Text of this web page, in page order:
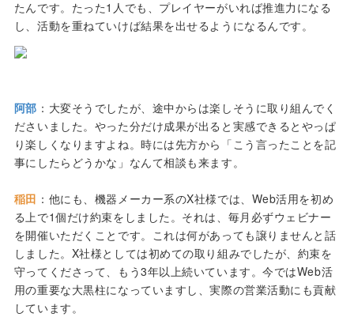
たんです。たった1人でも、プレイヤーがいれば推進力になる
し、活動を重ねていけば結果を出せるようになるんです。
阿部 ：大変そうでしたが、途中からは楽しそうに取り組んでく
ださいました。やった分だけ成果が出ると実感できるとやっぱ
り楽しくなりますよね。時には先方から「こう言ったことを記
事にしたらどうかな」なんて相談も来ます。
稲田 ：他にも、機器メーカー系のX社様では、Web活用を初め
る上で1個だけ約束をしました。それは、毎月必ずウェビナー
を開催いただくことです。これは何があっても譲りませんと話
しました。X社様としては初めての取り組みでしたが、約束を
守ってくださって、もう3年以上続いています。今ではWeb活
用の重要な大黒柱になっていますし、実際の営業活動にも貢献
しています。